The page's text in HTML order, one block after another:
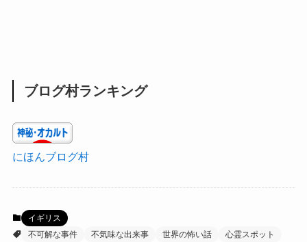
ブログ村ランキング
にほんブログ村
イギリス
不可解な事件
不気味な出来事 世界の怖い話
心霊スポット